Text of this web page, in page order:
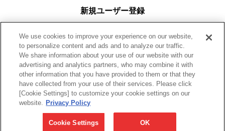
新規ユーザー登録
一般財団法人沖縄観光コンベンションビューロー
Okinawa Convention & Visitors Bureau（OCVB）
〒901-0152 沖縄県那覇市字小禄1831-1 沖縄産業支援センター2F
TEL 098-859-6123(代) FAX 098-859-6221/098-859-6222
We use cookies to improve your experience on our website,
to personalize content and ads and to analyze our traffic.
We share information about your use of our website with our
advertising and analytics partners, who may combine it with
other information that you have provided to them or that they
have collected from your use of their services. Please click
[Cookie Settings] to customize your cookie settings on our
website. Privacy Policy
Cookie Settings OK